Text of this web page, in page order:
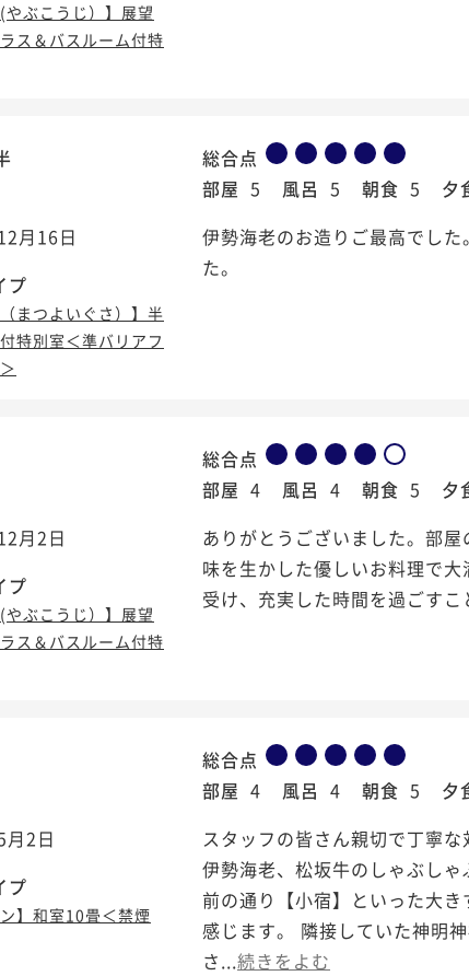
(やぶこうじ）】展望
ス＆バスルーム付特
月16日
プ
（まつよいぐさ）】半
特別室＜準バリアフ
総合点
部屋 5 風呂 5 朝食 5 夕
伊勢海老のお造りご最高でし
た。
月2日
プ
(やぶこうじ）】展望
ス＆バスルーム付特
総合点
部屋 4 風呂 4 朝食 5 夕
ありがとうございました。部
味を生かした優しいお料理で
受け、充実した時間を過ごすこ
2日
プ
ン】和室10畳＜禁煙
総合点
部屋 4 風呂 4 朝食 5 夕
スタッフの皆さん親切で丁寧
伊勢海老、松坂牛のしゃぶし
前の通り【小宿】といった大
感じます。 隣接していた神明
さ...続きをよむ